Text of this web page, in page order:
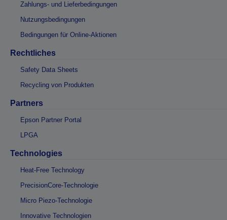
Zahlungs- und Lieferbedingungen
Nutzungsbedingungen
Bedingungen für Online-Aktionen
Rechtliches
Safety Data Sheets
Recycling von Produkten
Partners
Epson Partner Portal
LPGA
Technologies
Heat-Free Technology
PrecisionCore-Technologie
Micro Piezo-Technologie
Innovative Technologien